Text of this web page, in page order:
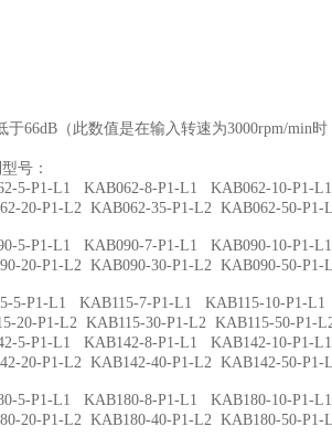
（此数值是在输入转速为3000rpm/min
号：
P1-L1 KAB062-8-P1-L1 KAB062-10-P1-L1
P1-L2 KAB062-35-P1-L2 KAB062-50-P1-
P1-L1 KAB090-7-P1-L1 KAB090-10-P1-L1
P1-L2 KAB090-30-P1-L2 KAB090-50-P1-
P1-L1 KAB115-7-P1-L1 KAB115-10-P1-L1
P1-L2 KAB115-30-P1-L2 KAB115-50-P1-
P1-L1 KAB142-8-P1-L1 KAB142-10-P1-L1
P1-L2 KAB142-40-P1-L2 KAB142-50-P1-
P1-L1 KAB180-8-P1-L1 KAB180-10-P1-L1
P1-L2 KAB180-40-P1-L2 KAB180-50-P1-